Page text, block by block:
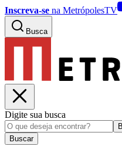
Inscreva-se na MetrópolesTV
Busca
Digite sua busca
Buscar